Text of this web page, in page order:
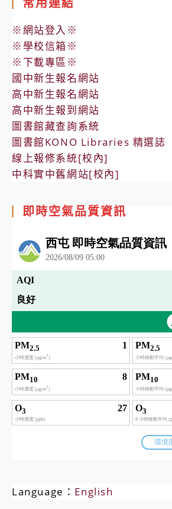
※網站登入※
※學校信箱※
※下載專區※
國中新生報名網站
高中新生報名網站
高中新生報到網站
圖書館藏查詢系統
圖書館KONO Libraries 精選誌
線上報修系統[校內]
中科實中舊網站[校內]
即時空氣品質資訊
Language： English